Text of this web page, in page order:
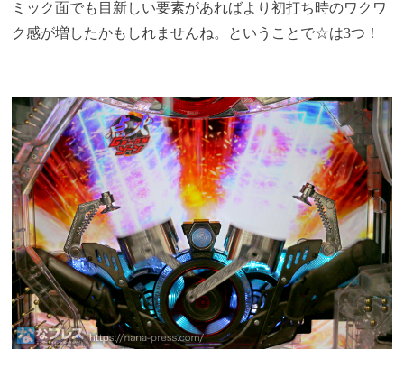
ミック面でも目新しい要素があればより初打ち時のワクワ
ク感が増したかもしれませんね。ということで☆は3つ！